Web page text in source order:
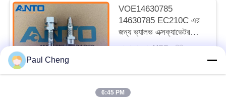
VOE14630785
14630785 EC210C এর
জন্য ভ্যালভ এক্সক্যাভেটর
আন্ডারকার্সি পার্টস
আলোচনাযোগ্য MOQ:১ পিসি
Paul Cheng
6:45 PM